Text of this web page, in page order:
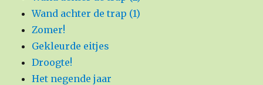
Wand achter de trap (1)
Zomer!
Gekleurde eitjes
Droogte!
Het negende jaar